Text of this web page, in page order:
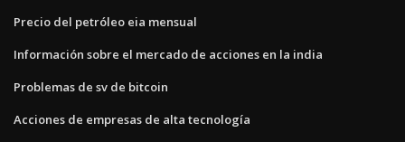
Precio del petróleo eia mensual
Información sobre el mercado de acciones en la india
Problemas de sv de bitcoin
Acciones de empresas de alta tecnología